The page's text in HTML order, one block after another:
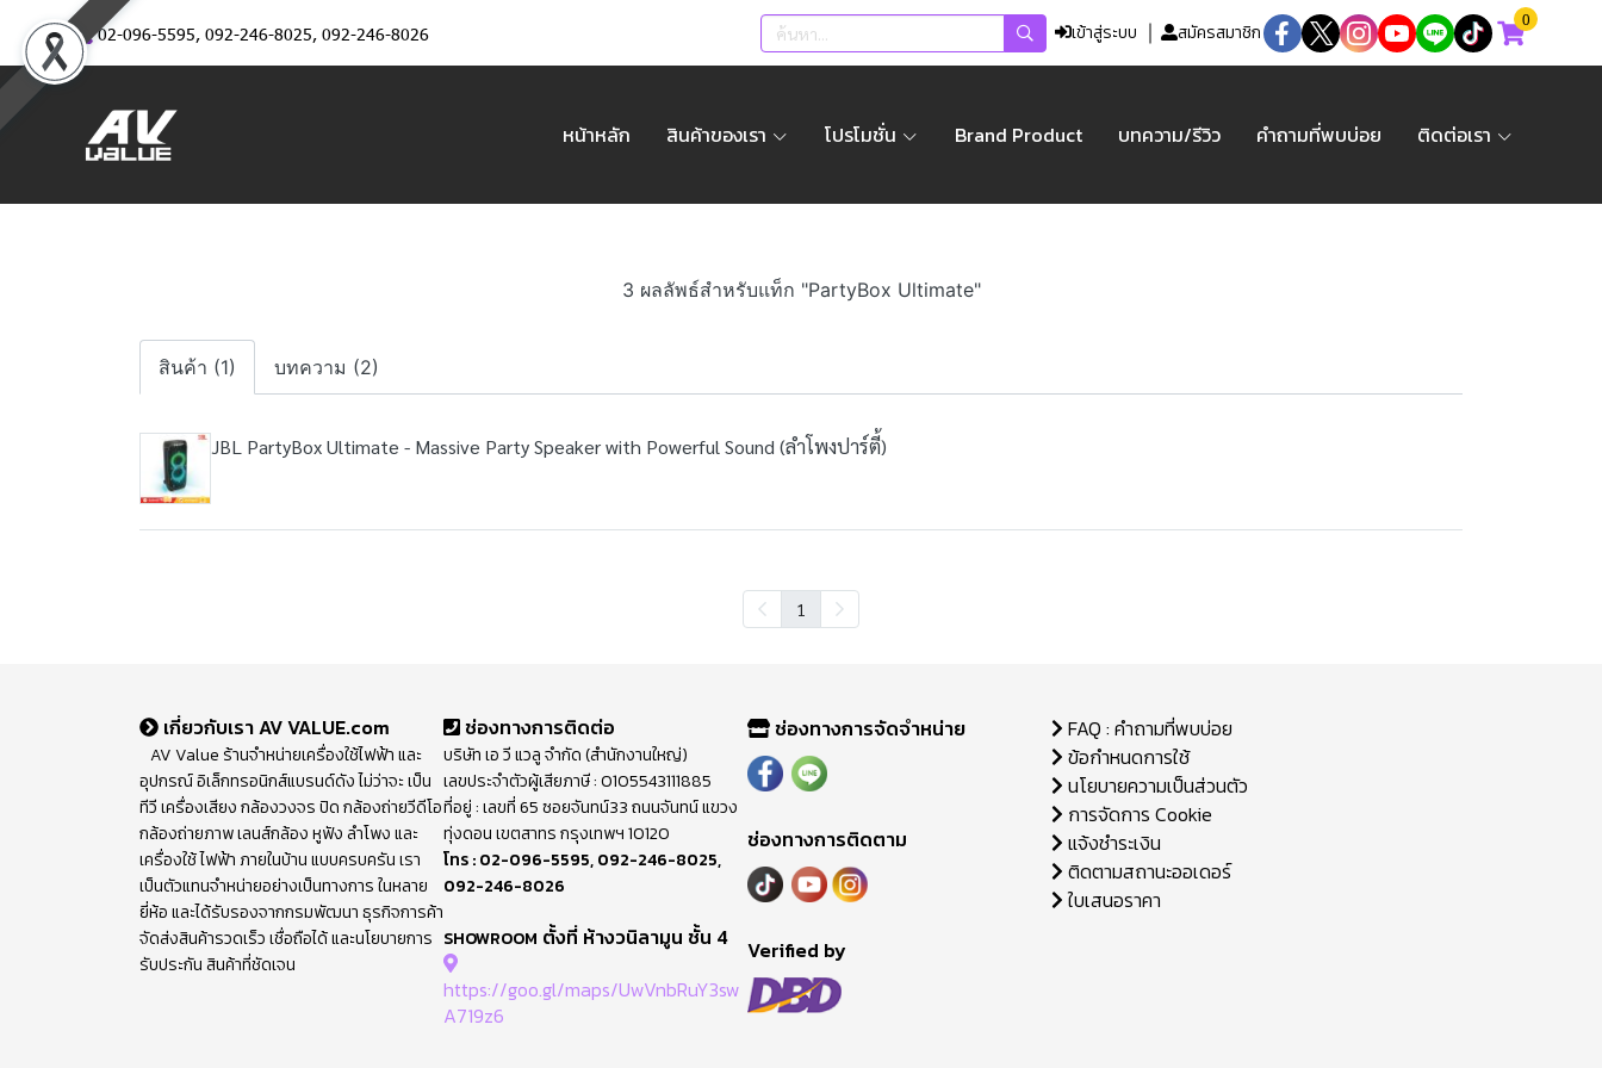
02-096-5595, 092-246-8025, 092-246-8026 เข้าสู่ระบบ สมัครสมาชิก
0
หน้าหลัก สินค้าของเรา โปรโมชั่น Brand Product บทความ/รีวิว คำถามที่พบบ่อย ติดต่อเรา
3 ผลลัพธ์สำหรับแท็ก "PartyBox Ultimate"
สินค้า (1) บทความ (2)
JBL PartyBox Ultimate - Massive Party Speaker with Powerful Sound (ลำโพงปาร์ตี้)
1
เกี่ยวกับเรา AV VALUE.com
AV Value ร้านจำหน่ายเครื่องใช้ไฟฟ้า และ
อุปกรณ์ อิเล็กทรอนิกส์แบรนด์ดัง ไม่ว่าจะ เป็น
ทีวี เครื่องเสียง กล้องวงจร ปิด กล้องถ่ายวีดีโอ
กล้องถ่ายภาพ เลนส์กล้อง หูฟัง ลำโพง และ
เครื่องใช้ ไฟฟ้า ภายในบ้าน แบบครบครัน เรา
เป็นตัวแทนจำหน่ายอย่างเป็นทางการ ในหลาย
ยี่ห้อ และได้รับรองจากกรมพัฒนา ธุรกิจการค้า
จัดส่งสินค้ารวดเร็ว เชื่อถือได้ และนโยบายการ
รับประกัน สินค้าที่ชัดเจน
ช่องทางการติดต่อ
บริษัท เอ วี แวลู จำกัด (สำนักงานใหญ่)
เลขประจำตัวผู้เสียภาษี : 0105543111885
ที่อยู่ : เลขที่ 65 ซอยจันทน์33 ถนนจันทน์ แขวง
ทุ่งดอน เขตสาทร กรุงเทพฯ 10120
โทร :02-096-5595,092-246-8025,
092-246-8026
SHOWROOM ตั้งที่ ห้างวนิลามูน ชั้น 4
https://goo.gl/maps/UwVnbRuY3sw
A719z6
ช่องทางการจัดจำหน่าย
ช่องทางการติดตาม
Verified by
FAQ : คำถามที่พบบ่อย
ข้อกำหนดการใช้
นโยบายความเป็นส่วนตัว
การจัดการ Cookie
แจ้งชำระเงิน
ติดตามสถานะออเดอร์
ใบเสนอราคา